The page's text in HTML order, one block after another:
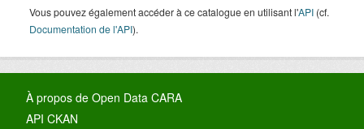
Vous pouvez également accéder à ce catalogue en utilisant l'API (cf.
Documentation de l'API).
À propos de Open Data CARA
API CKAN